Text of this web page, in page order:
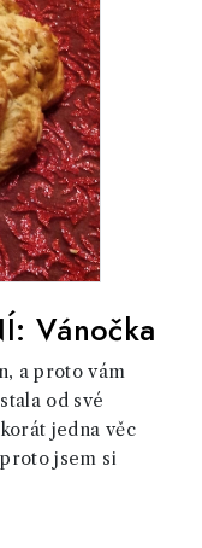
Vánočka
a proto vám
od své
jedna věc
jsem si